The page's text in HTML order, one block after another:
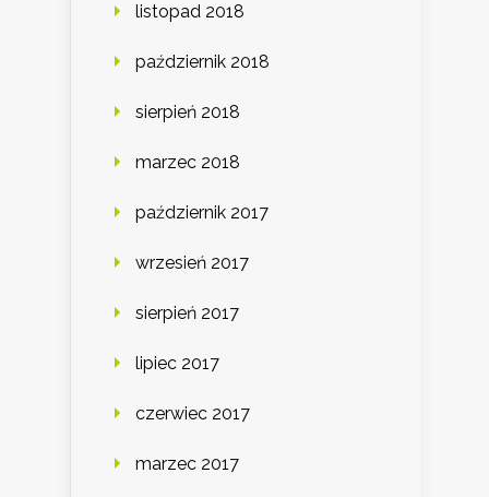
listopad 2018
październik 2018
sierpień 2018
marzec 2018
październik 2017
wrzesień 2017
sierpień 2017
lipiec 2017
czerwiec 2017
marzec 2017